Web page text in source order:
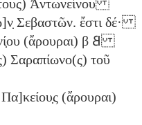
Ἀντωνείνου
Σεβαστῶν. ἔστι δέ·
(ἄρουραι) β 𐅸
Σαραπίωνο(ς) τοῦ
(ἄρουραι)